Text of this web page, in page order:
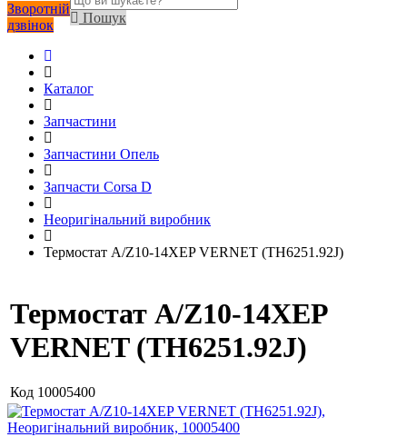
Зворотній
дзвінок
Пошук
Каталог
Запчастини
Запчастини Опель
Запчасти Corsa D
Неоригінальний виробник
Термостат A/Z10-14XEP VERNET (TH6251.92J)
Термостат A/Z10-14XEP
VERNET (TH6251.92J)
Код 10005400